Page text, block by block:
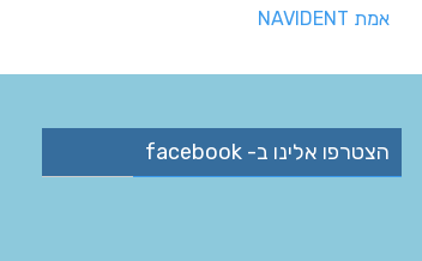
אמת NAVIDENT
הצטרפו אלינו ב- facebook